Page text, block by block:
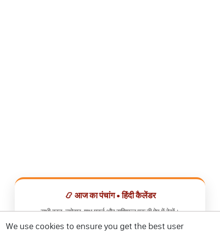
📿 आज का पंचांग • हिंदी कैलेंडर
सभी व्रत, त्योहार, शुभ मुहूर्त और राशिफल एक ही ऐप में देखें।
We use cookies to ensure you get the best user